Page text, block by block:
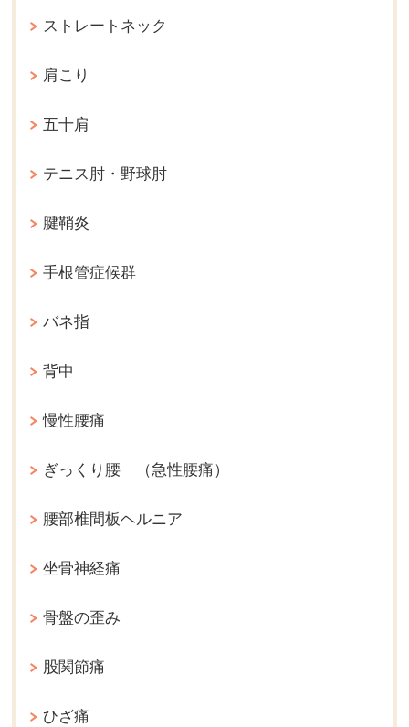
ストレートネック
肩こり
五十肩
テニス肘・野球肘
腱鞘炎
手根管症候群
バネ指
背中
慢性腰痛
ぎっくり腰 （急性腰痛）
腰部椎間板ヘルニア
坐骨神経痛
骨盤の歪み
股関節痛
ひざ痛